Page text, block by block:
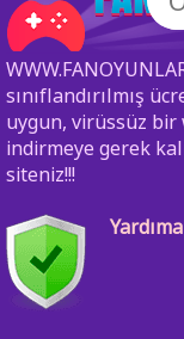
sınıflandırılmış
uygun, virüssüz bir
indirmeye gerek
siteniz!!!